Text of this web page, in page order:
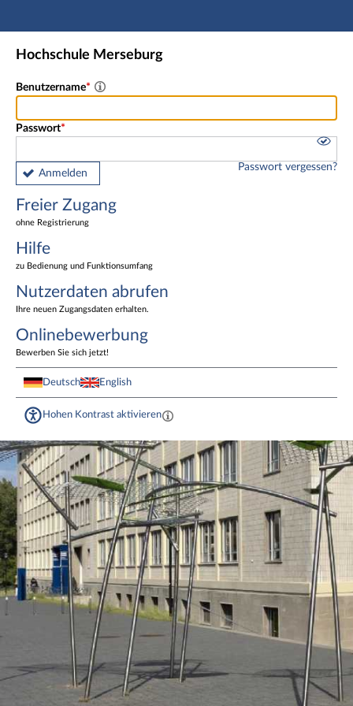
Hauptnavigation
Freier Zugang
Nutzerdaten abrufen
Fußzeile
Hochschule Merseburg
Benutzername
Passwort
Anmelden
Passwort vergessen?
Freier Zugang
ohne Registrierung
Hilfe
zu Bedienung und Funktionsumfang
Nutzerdaten abrufen
Ihre neuen Zugangsdaten erhalten.
Onlinebewerbung
Bewerben Sie sich jetzt!
Deutsch English
Hohen Kontrast aktivieren